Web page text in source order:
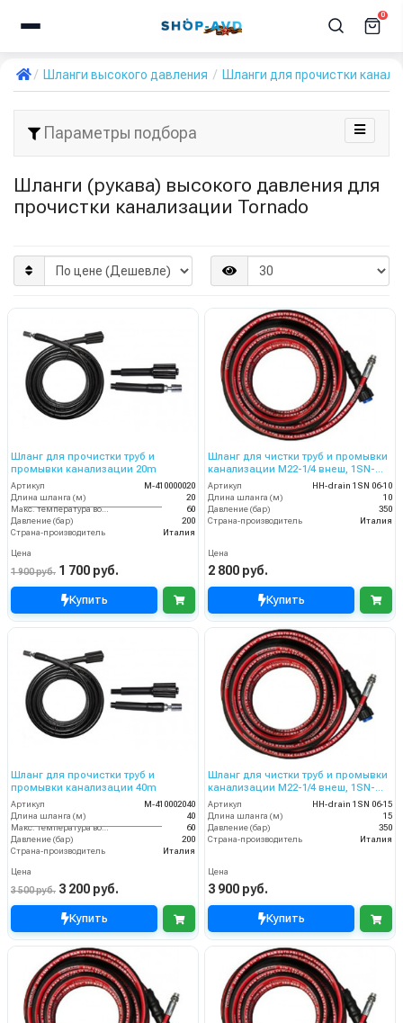
0
Шланги высокого давления Шланги для прочистки
Параметры подбора
Шланги (рукава) высокого давления для
прочистки канализации Tornado
Шланг для прочистки труб и
промывки канализации 20m
Артикул
M-410000020
Длина шланга (м)
20
Макс. температура воды (°C)
60
Давление (бар)
200
Страна-производитель
Италия
Цена
1 900 руб. 1 700 руб.
Купить
Шланг для чистки труб и промывки
канализации M22-1/4 внеш, 1SN-
06,10 м
Артикул
HH-drain 1SN 06-10
Длина шланга (м)
10
Давление (бар)
350
Страна-производитель
Италия
Цена
2 800 руб.
Купить
Шланг для прочистки труб и
промывки канализации 40m
Артикул
M-410002040
Длина шланга (м)
40
Макс. температура воды (°C)
60
Давление (бар)
200
Страна-производитель
Италия
Цена
3 500 руб. 3 200 руб.
Купить
Шланг для чистки труб и промывки
канализации M22-1/4 внеш, 1SN-
06,15 м
Артикул
HH-drain 1SN 06-15
Длина шланга (м)
15
Давление (бар)
350
Страна-производитель
Италия
Цена
3 900 руб.
Купить